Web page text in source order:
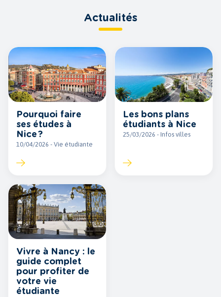
Actualités
Pourquoi faire
ses études à
Nice ?
10/04/2026 - Vie étudiante
Les bons plans
étudiants à Nice
25/03/2026 - Infos villes
Vivre à Nancy : le
guide complet
pour profiter de
votre vie
étudiante